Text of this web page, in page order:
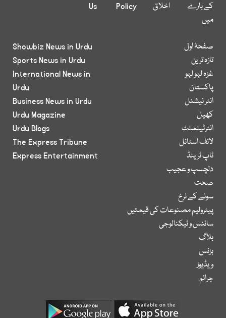
کے بارے
میں
اخلاق
Policy
Us
صفحۂ اول
تازہ ترین
غزہ لہو لہو
پاکستان
انٹر نیشنل
کھیل
انٹرٹینمنٹ
لائف اسٹائل
ٹاپ ٹرینڈ
دلچسپ و عجیب
صحت
سونے کے نرخ
پیٹرولیم مصنوعات کی قیمتیں
سائنس و ٹیکنالوجی
بلاگ
بزنس
ویڈیوز
جرائم
Showbiz News in Urdu
Sports News in Urdu
International News in
Urdu
Business News in Urdu
Urdu Magazine
Urdu Blogs
The Express Tribune
Express Entertainment